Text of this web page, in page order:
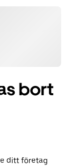
bort
ditt företag